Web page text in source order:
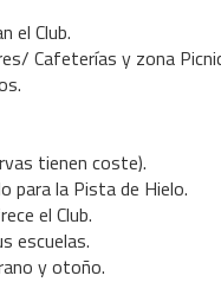
el Club.
Cafeterías y zona
tienen coste).
para la Pista de Hielo.
el Club.
escuelas.
y otoño.